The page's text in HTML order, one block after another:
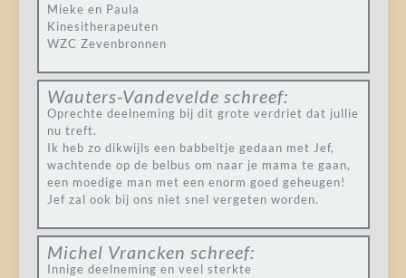
Mieke en Paula
Kinesitherapeuten
WZC Zevenbronnen
Wauters-Vandevelde schreef:
Oprechte deelneming bij dit grote verdriet dat jullie
nu treft.
Ik heb zo dikwijls een babbeltje gedaan met Jef,
wachtende op de belbus om naar je mama te gaan,
een moedige man met een enorm goed geheugen!
Jef zal ook bij ons niet snel vergeten worden.
Michel Vrancken schreef:
Innige deelneming en veel sterkte